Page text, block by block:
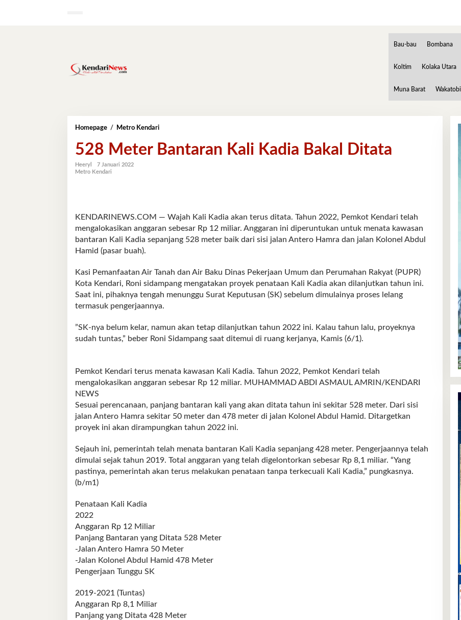
Bau-bau Bombana
Koltim Kolaka Utara
Muna Barat Wakatobi
Homepage / Metro Kendari528
Bantaran
Kali
528 Meter Bantaran Kali Kadia Bakal Ditata
Heeryl
7 Januari 2022
Metro Kendari
KENDARINEWS.COM — Wajah Kali Kadia akan terus ditata. Tahun 2022, Pemkot Kendari telah
mengalokasikan anggaran sebesar Rp 12 miliar. Anggaran ini diperuntukan untuk menata kawasan
bantaran Kali Kadia sepanjang 528 meter baik dari sisi jalan Antero Hamra dan jalan Kolonel Abdul
Hamid (pasar buah).
Kasi Pemanfaatan Air Tanah dan Air Baku Dinas Pekerjaan Umum dan Perumahan Rakyat (PUPR)
Kota Kendari, Roni sidampang mengatakan proyek penataan Kali Kadia akan dilanjutkan tahun ini.
Saat ini, pihaknya tengah menunggu Surat Keputusan (SK) sebelum dimulainya proses lelang
termasuk pengerjaannya.
”SK-nya belum kelar, namun akan tetap dilanjutkan tahun 2022 ini. Kalau tahun lalu, proyeknya
sudah tuntas,” beber Roni Sidampang saat ditemui di ruang kerjanya, Kamis (6/1).
Pemkot Kendari terus menata kawasan Kali Kadia. Tahun 2022, Pemkot Kendari telah
mengalokasikan anggaran sebesar Rp 12 miliar. MUHAMMAD ABDI ASMAUL AMRIN/KENDARI
NEWS
Sesuai perencanaan, panjang bantaran kali yang akan ditata tahun ini sekitar 528 meter. Dari sisi
jalan Antero Hamra sekitar 50 meter dan 478 meter di jalan Kolonel Abdul Hamid. Ditargetkan
proyek ini akan dirampungkan tahun 2022 ini.
Sejauh ini, pemerintah telah menata bantaran Kali Kadia sepanjang 428 meter. Pengerjaannya telah
dimulai sejak tahun 2019. Total anggaran yang telah digelontorkan sebesar Rp 8,1 miliar. “Yang
pastinya, pemerintah akan terus melakukan penataan tanpa terkecuali Kali Kadia,” pungkasnya.
(b/m1)
Penataan Kali Kadia
2022
Anggaran Rp 12 Miliar
Panjang Bantaran yang Ditata 528 Meter
-Jalan Antero Hamra 50 Meter
-Jalan Kolonel Abdul Hamid 478 Meter
Pengerjaan Tunggu SK
2019-2021 (Tuntas)
Anggaran Rp 8,1 Miliar
Panjang yang Ditata 428 Meter